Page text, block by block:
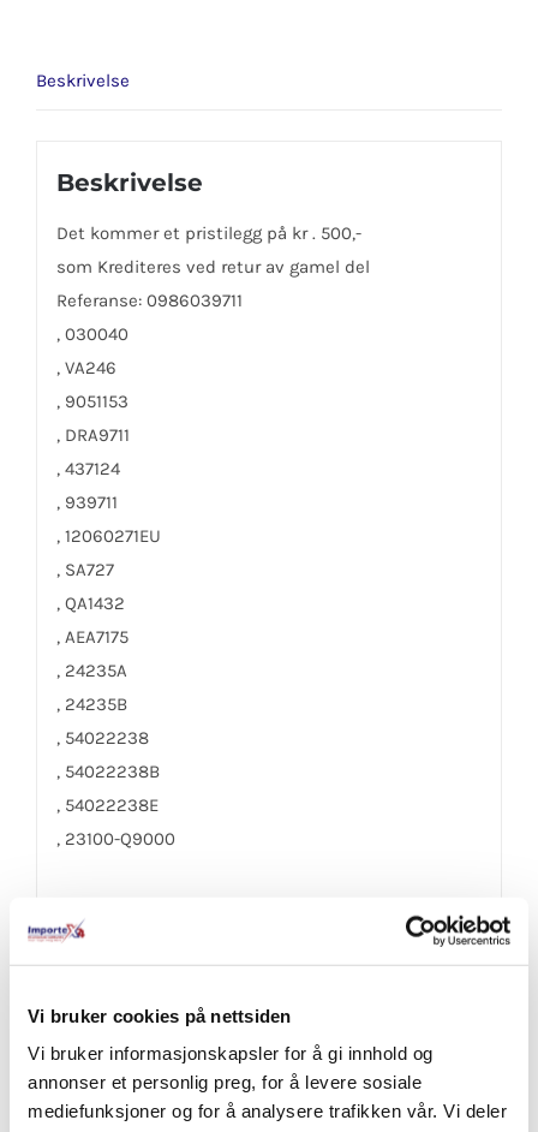
Vi bruker cookies på nettsiden
Vi bruker informasjonskapsler for å gi innhold og
annonser et personlig preg, for å levere sosiale
mediefunksjoner og for å analysere trafikken vår. Vi deler
Beskrivelse
Beskrivelse
Det kommer et pristilegg på kr . 500,-
som Krediteres ved retur av gamel del
Referanse: 0986039711
, 030040
, VA246
, 9051153
, DRA9711
, 437124
, 939711
, 12060271EU
, SA727
, QA1432
, AEA7175
, 24235A
, 24235B
, 54022238
, 54022238B
, 54022238E
, 23100-Q9000
Share On Facebook
Pin This Product Email This Product